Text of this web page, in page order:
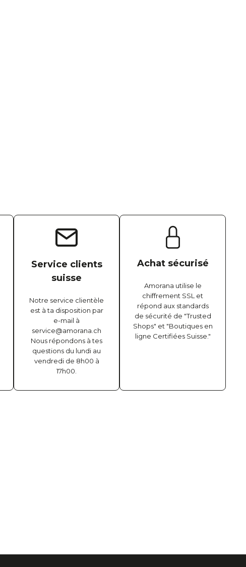
Service clients
suisse
Notre service clientèle
est à ta disposition par
e-mail à
service@amorana.ch
Nous répondons à tes
questions du lundi au
vendredi de 8h00 à
17h00.
Achat sécurisé
Amorana utilise le
chiffrement SSL et
répond aux standards
de sécurité de "Trusted
Shops" et "Boutiques en
ligne Certifiées Suisse."